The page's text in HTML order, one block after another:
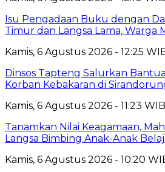
Isu Pengadaan Buku dengan
Timur dan Langsa Lama, Warga
Kamis, 6 Agustus 2026 - 12:25
Dinsos Tapteng Salurkan
Korban Kebakaran di
Kamis, 6 Agustus 2026 - 11:23 WIB
Tanamkan Nilai Keagamaan,
Langsa Bimbing Anak-Anak
Kamis, 6 Agustus 2026 - 10:20